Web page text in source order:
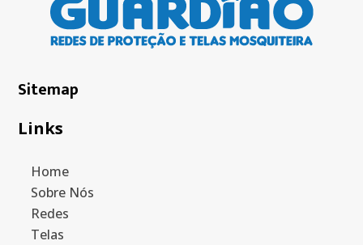
Sitemap
Links
Home
Sobre Nós
Redes
Telas